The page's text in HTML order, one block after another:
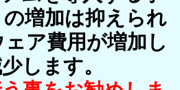
増加は抑えられ
ア費用が増加し
します。